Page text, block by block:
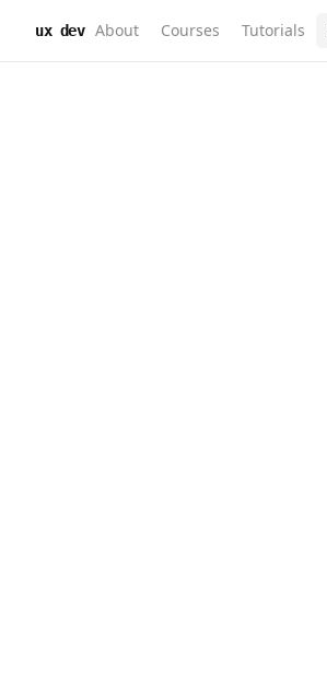
ux dev About Courses Tutorials